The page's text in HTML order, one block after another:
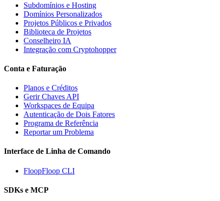
Subdomínios e Hosting
Domínios Personalizados
Projetos Públicos e Privados
Biblioteca de Projetos
Conselheiro IA
Integração com Cryptohopper
Conta e Faturação
Planos e Créditos
Gerir Chaves API
Workspaces de Equipa
Autenticação de Dois Fatores
Programa de Referência
Reportar um Problema
Interface de Linha de Comando
FloopFloop CLI
SDKs e MCP